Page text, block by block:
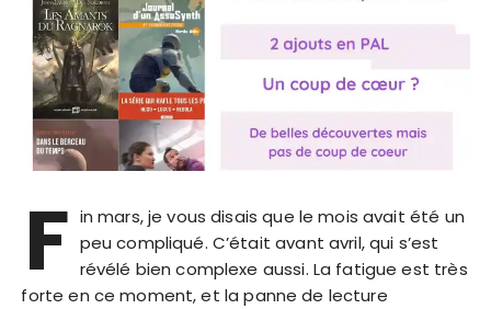
F in mars, je vous disais que le mois avait été un
peu compliqué. C’était avant avril, qui s’est
révélé bien complexe aussi. La fatigue est très
forte en ce moment, et la panne de lecture